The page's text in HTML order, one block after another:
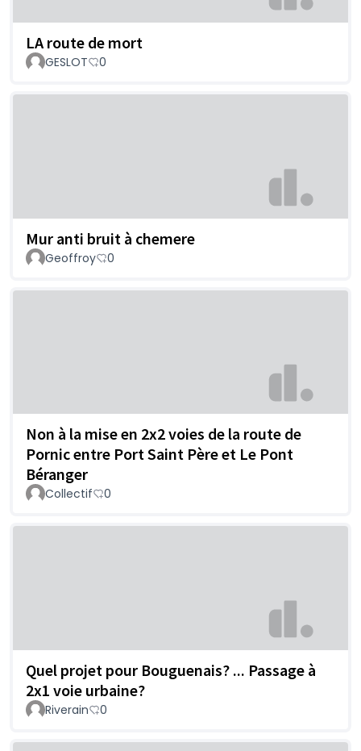
LA route de mort
GESLOT 0
Mur anti bruit à chemere
Geoffroy 0
Non à la mise en 2x2 voies de la route de
Pornic entre Port Saint Père et Le Pont
Béranger
Collectif 0
Quel projet pour Bouguenais? ... Passage à
2x1 voie urbaine?
Riverain 0